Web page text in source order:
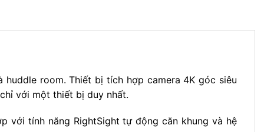
room. Thiết bị tích hợp camera 4K góc siêu
với một thiết bị duy nhất.
với tính năng RightSight tự động căn khung và hệ